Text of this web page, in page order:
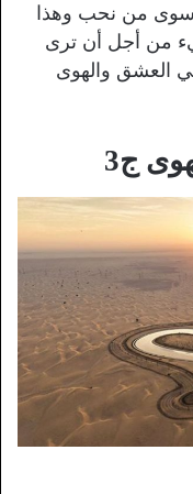
سوى من نحب وهذا
من أجل أن ترى
العشق والهوى
ج3